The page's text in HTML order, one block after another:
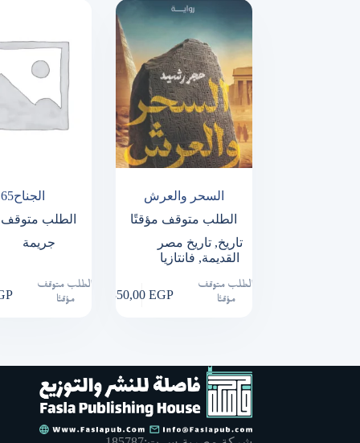
الجناح65
الطلب متوقف
جريمة
الطلب متوقف
مؤقتًا
السحر والعرش
الطلب متوقف مؤقتًا
تاريخ,تاريخ مصر
القديمة, فانتازيا
350,00 EGP
الطلب متوقف
مؤقتًا